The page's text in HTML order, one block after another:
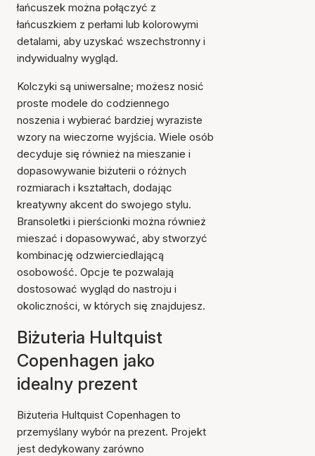
łańcuszek można połączyć z
łańcuszkiem z perłami lub kolorowymi
detalami, aby uzyskać wszechstronny i
indywidualny wygląd.
Kolczyki są uniwersalne; możesz nosić
proste modele do codziennego
noszenia i wybierać bardziej wyraziste
wzory na wieczorne wyjścia. Wiele osób
decyduje się również na mieszanie i
dopasowywanie biżuterii o różnych
rozmiarach i kształtach, dodając
kreatywny akcent do swojego stylu.
Bransoletki i pierścionki można również
mieszać i dopasowywać, aby stworzyć
kombinację odzwierciedlającą
osobowość. Opcje te pozwalają
dostosować wygląd do nastroju i
okoliczności, w których się znajdujesz.
Biżuteria Hultquist
Copenhagen jako
idealny prezent
Biżuteria Hultquist Copenhagen to
przemyślany wybór na prezent. Projekt
jest dedykowany zarówno